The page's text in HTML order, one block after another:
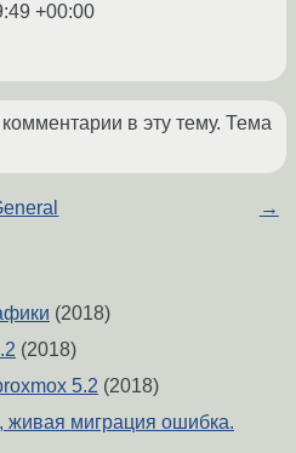
+00:00
в эту тему. Тема
→
(2018)
(2018)
5.2 (2018)
живая миграция ошибка.